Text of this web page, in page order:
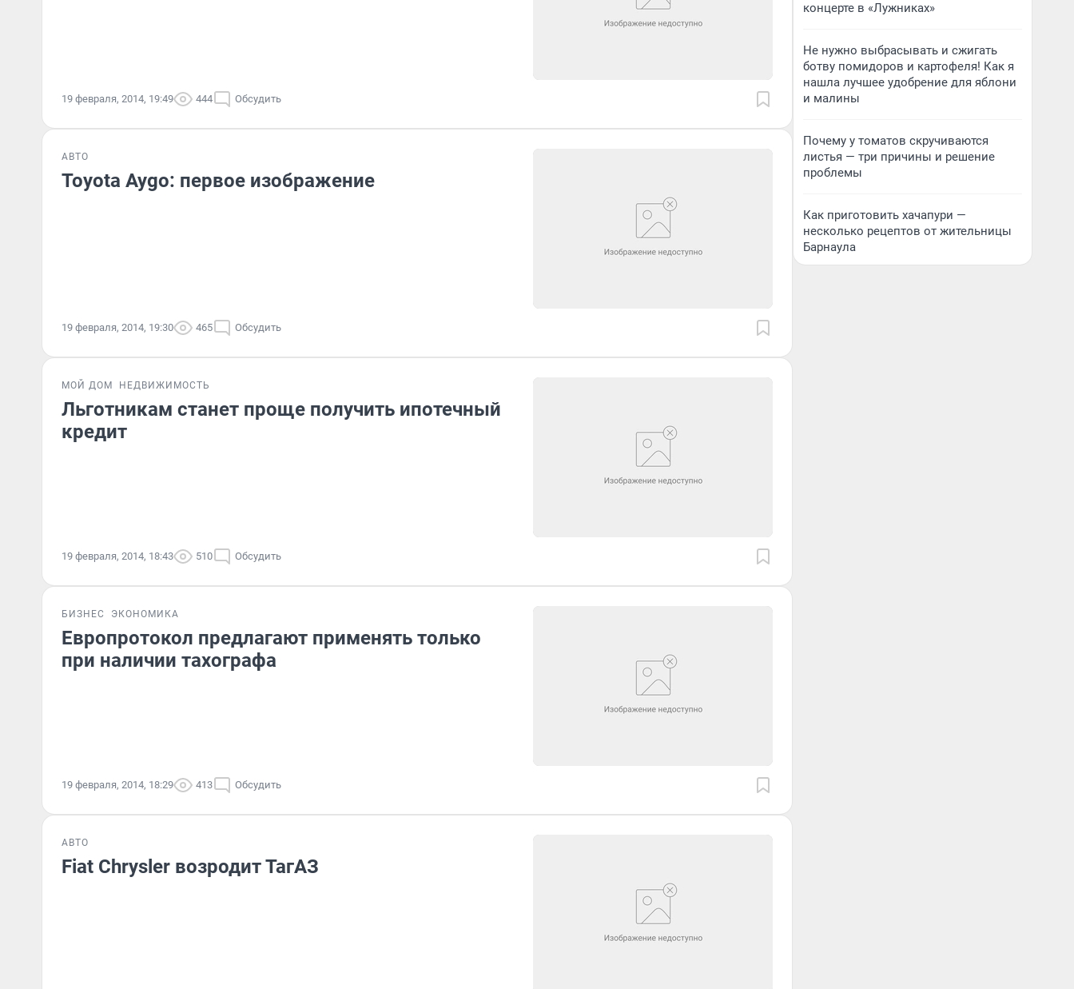
19 февраля, 2014, 19:49 444 Обсудить
АВТО
Toyota Aygo: первое изображение
19 февраля, 2014, 19:30 465 Обсудить
МОЙ ДОМ НЕДВИЖИМОСТЬ
Льготникам станет проще получить ипотечный
кредит
19 февраля, 2014, 18:43 510 Обсудить
БИЗНЕС ЭКОНОМИКА
Европротокол предлагают применять только
при наличии тахографа
19 февраля, 2014, 18:29 413 Обсудить
АВТО
Fiat Chrysler возродит ТагАЗ
концерте в «Лужниках»
Не нужно выбрасывать и сжигать
ботву помидоров и картофеля! Как я
нашла лучшее удобрение для яблони
и малины
Почему у томатов скручиваются
листья — три причины и решение
проблемы
Как приготовить хачапури —
несколько рецептов от жительницы
Барнаула